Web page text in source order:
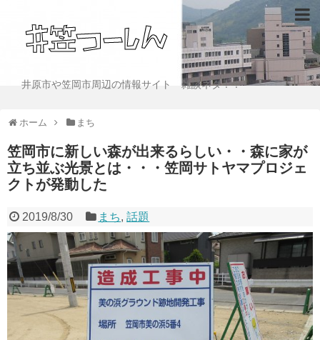
井原市や笠岡市周辺の情報サイト 雑談ネタ！！
ホーム まち
笠岡市に新しい森が出来るらしい・・森に家が
立ち並ぶ光景とは・・・笠岡サトヤマプロジェ
クトが発動した
2019/8/30 まち,話題